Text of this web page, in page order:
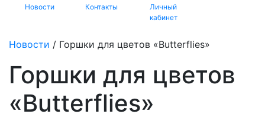
Новости Контакты
Личный
кабинет
Новости / Горшки для цветов «Butterflies»
Горшки для цветов
«Butterflies»